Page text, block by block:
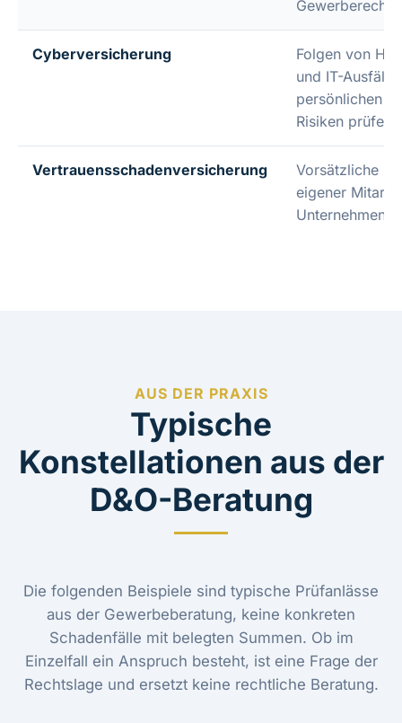
Cyberversicherung
Folgen von
und IT-
persönlichen
Risiken prüfen
Vertrauensschadenversicherung
Vorsätzliche
eigener
Unternehmen,
AUS DER PRAXIS
Typische
Konstellationen aus der
D&O-Beratung
Die folgenden Beispiele sind typische Prüfanlässe
aus der Gewerbeberatung, keine konkreten
Schadenfälle mit belegten Summen. Ob im
Einzelfall ein Anspruch besteht, ist eine Frage der
Rechtslage und ersetzt keine rechtliche Beratung.